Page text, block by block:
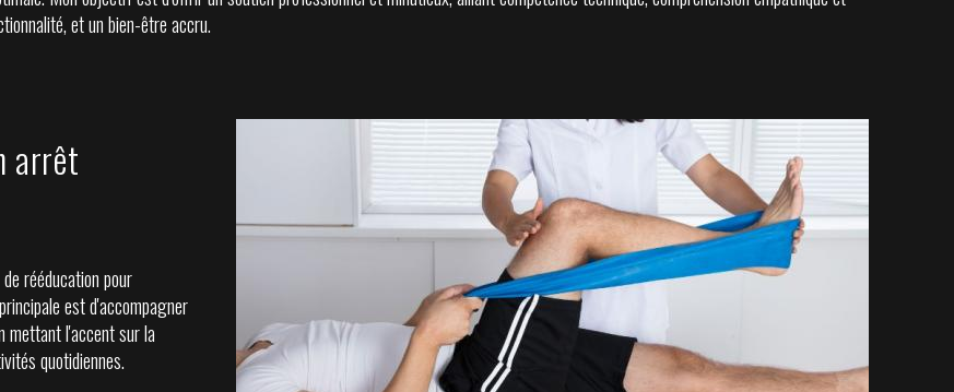
et un bien-être accru.
arrêt
rééducation pour
est d'accompagner
mettant l'accent sur la
quotidiennes.